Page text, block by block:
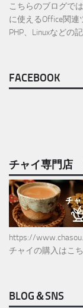
こちらのブログで
に使えるOffice関連
PHP、Linuxなどの
FACEBOOK
チャイ専門店
https://
チャイの購入はこ
BLOG＆SNS